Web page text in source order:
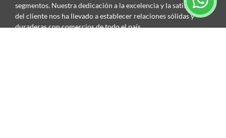
segmentos. Nuestra dedicación a la excelencia y la satisfacción
del cliente nos ha llevado a establecer relaciones sólidas y
duraderas con comercios de todo el país.